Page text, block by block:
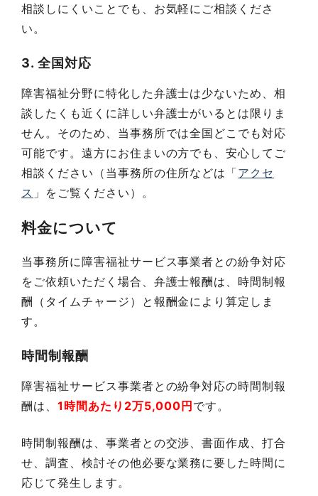
相談しにくいことでも、お気軽にご相談くださ
い。
3. 全国対応
障害福祉分野に特化した弁護士は少ないため、相
談したくも近くに詳しい弁護士がいるとは限りま
せん。そのため、当事務所では全国どこでも対応
可能です。遠方にお住まいの方でも、安心してご
相談ください（当事務所の住所などは「アクセ
ス 」をご覧ください）。
料金について
当事務所に障害福祉サービス事業者との紛争対応
をご依頼いただく場合、弁護士報酬は、時間制報
酬（タイムチャージ）と報酬金により算定しま
す。
時間制報酬
障害福祉サービス事業者との紛争対応の時間制報
酬は、 1時間あたり2万5,000円です。
時間制報酬は、事業者との交渉、書面作成、打合
せ、調査、検討その他必要な業務に要した時間に
応じて発生します。